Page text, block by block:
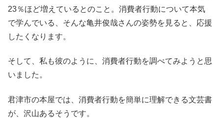
23％ほど増えているとのこと。消費者行動について本気
で学んでいる、そんな亀井俊哉さんの姿勢を見ると、応援
したくなります。
そして、私も彼のように、消費者行動を調べてみようと思
いました。
君津市の本屋では、消費者行動を簡単に理解できる文芸書
が、沢山あるそうです。